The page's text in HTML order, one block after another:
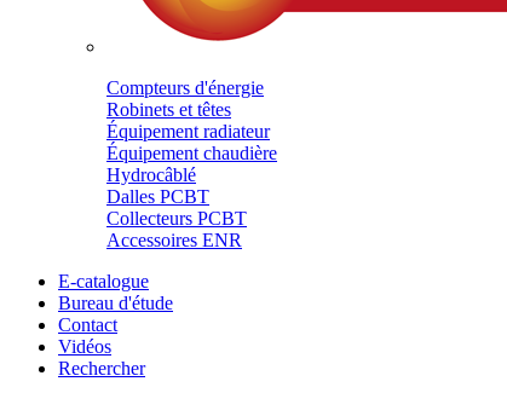
Compteurs d'énergie
Robinets et têtes
Équipement radiateur
Équipement chaudière
Hydrocâblé
Dalles PCBT
Collecteurs PCBT
Accessoires ENR
E-catalogue
Bureau d'étude
Contact
Vidéos
Rechercher